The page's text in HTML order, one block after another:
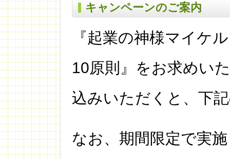
キャンペーンのご案内
『起業の神様マイケ
10原則』をお求めい
込みいただくと、下
なお、期間限定で実